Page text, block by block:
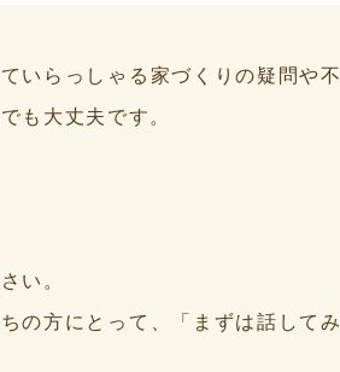
いらっしゃる家づくりの疑問や
も大丈夫です。
い。
の方にとって、「まずは話して